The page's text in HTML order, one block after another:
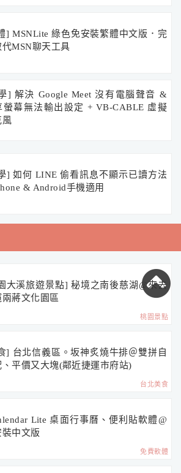
] MSNLite 綠色免安裝繁體中文版．完
代MSN聊天工具
] 解決 Google Meet 沒有電腦聲音 &
螢幕無法輸出設定 + VB-CABLE 虛擬
風
] 如何 LINE 偷看訊息不顯示已讀方法
& Android手機適用
大溪旅遊景點] 秘境之南後慈湖@來去
兩蔣文化園區
桃園景點
] 台北信義區。坂神炙燒牛排＠雙拼自
、平價又大塊(鄰近捷運市府站)
台北美食
Lite 桌面行事曆、便利貼軟體@
裝中文版
免費軟體